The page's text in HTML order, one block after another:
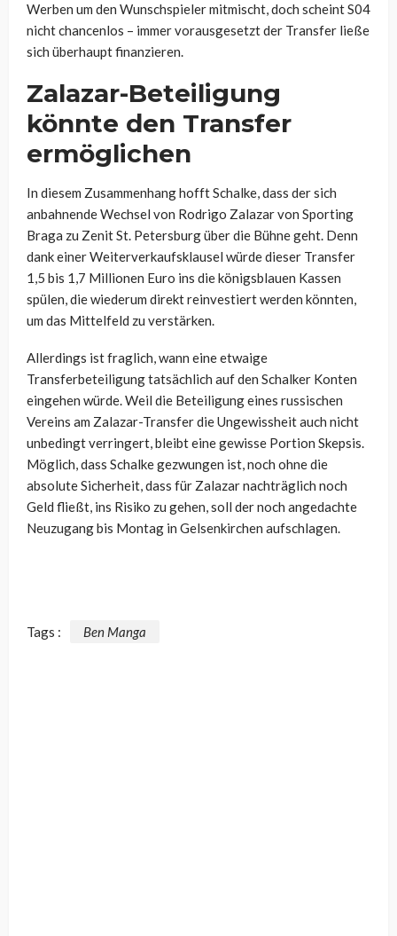
Werben um den Wunschspieler mitmischt, doch scheint S04
nicht chancenlos – immer vorausgesetzt der Transfer ließe
sich überhaupt finanzieren.
Zalazar-Beteiligung
könnte den Transfer
ermöglichen
In diesem Zusammenhang hofft Schalke, dass der sich
anbahnende Wechsel von Rodrigo Zalazar von Sporting
Braga zu Zenit St. Petersburg über die Bühne geht. Denn
dank einer Weiterverkaufsklausel würde dieser Transfer
1,5 bis 1,7 Millionen Euro ins die königsblauen Kassen
spülen, die wiederum direkt reinvestiert werden könnten,
um das Mittelfeld zu verstärken.
Allerdings ist fraglich, wann eine etwaige
Transferbeteiligung tatsächlich auf den Schalker Konten
eingehen würde. Weil die Beteiligung eines russischen
Vereins am Zalazar-Transfer die Ungewissheit auch nicht
unbedingt verringert, bleibt eine gewisse Portion Skepsis.
Möglich, dass Schalke gezwungen ist, noch ohne die
absolute Sicherheit, dass für Zalazar nachträglich noch
Geld fließt, ins Risiko zu gehen, soll der noch angedachte
Neuzugang bis Montag in Gelsenkirchen aufschlagen.
Tags : Ben Manga